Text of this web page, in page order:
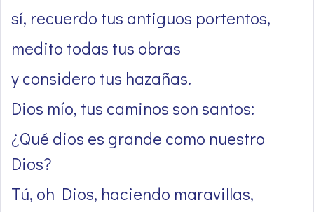
sí, recuerdo tus antiguos portentos,
medito todas tus obras
y considero tus hazañas.
Dios mío, tus caminos son santos:
¿Qué dios es grande como nuestro
Dios?
Tú, oh Dios, haciendo maravillas,